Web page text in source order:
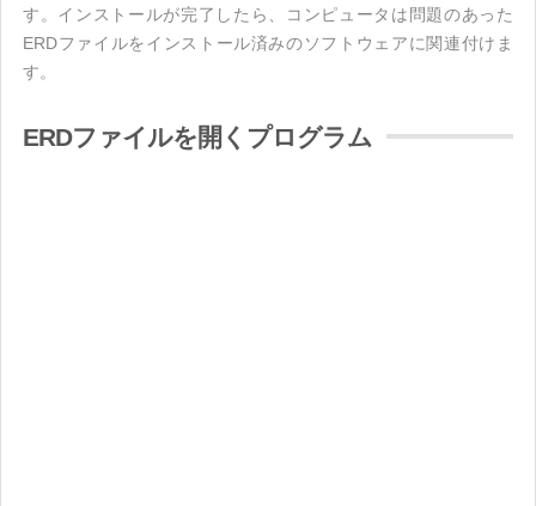
す。インストールが完了したら、コンピュータは問題のあった
ERDファイルをインストール済みのソフトウェアに関連付けま
す。
ERDファイルを開くプログラム